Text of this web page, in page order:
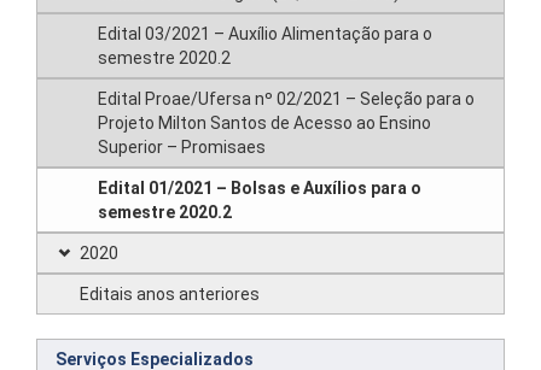
Edital 03/2021 – Auxílio Alimentação para o
semestre 2020.2
Edital Proae/Ufersa nº 02/2021 – Seleção para o
Projeto Milton Santos de Acesso ao Ensino
Superior – Promisaes
Edital 01/2021 – Bolsas e Auxílios para o
semestre 2020.2
2020
Editais anos anteriores
Serviços Especializados